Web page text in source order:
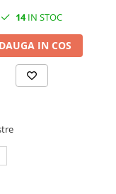
14IN STOC
IN COS